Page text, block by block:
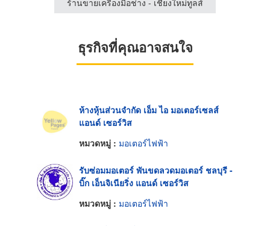
ร้านขายเครื่องมือช่าง - เชียงใหม่ทูลส์
ธุรกิจที่คุณอาจสนใจ
ห้างหุ้นส่วนจำกัด เอ็ม ไอ มอเตอร์เซลส์
แอนด์ เซอร์วิส
หมวดหมู่ : มอเตอร์ไฟฟ้า
รับซ่อมมอเตอร์ พันขดลวดมอเตอร์ ชลบุรี -
บิ๊ก เอ็นจิเนียริ่ง แอนด์ เซอร์วิส
หมวดหมู่ : มอเตอร์ไฟฟ้า